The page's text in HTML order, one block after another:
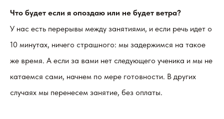
Что будет если я опоздаю или не будет ветра?
У нас есть перерывы между занятиями, и если речь идет о
10 минутах, ничего страшного: мы задержимся на такое
же время. А если за вами нет следующего ученика и мы не
катаемся сами, начнем по мере готовности. В других
случаях мы перенесем занятие, без оплаты.